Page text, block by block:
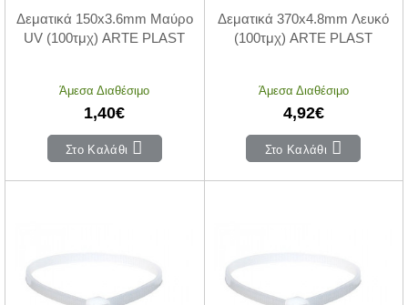
Δεματικά 150x3.6mm Μαύρο
UV (100τμχ) ARTE PLAST
Άμεσα Διαθέσιμο
1,40€
Στο Καλάθι
Δεματικά 370x4.8mm Λευκό
(100τμχ) ARTE PLAST
Άμεσα Διαθέσιμο
4,92€
Στο Καλάθι